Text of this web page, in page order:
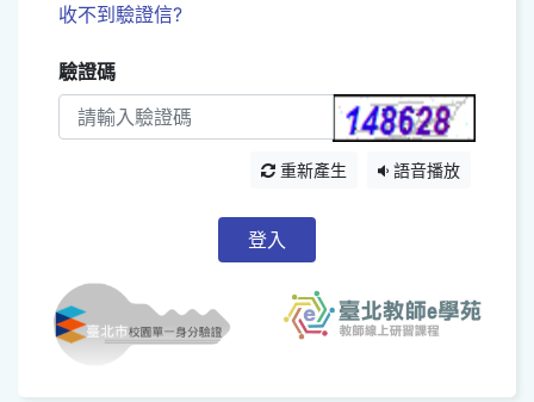
收不到驗證信?
驗證碼
重新產生 語音播放
登入